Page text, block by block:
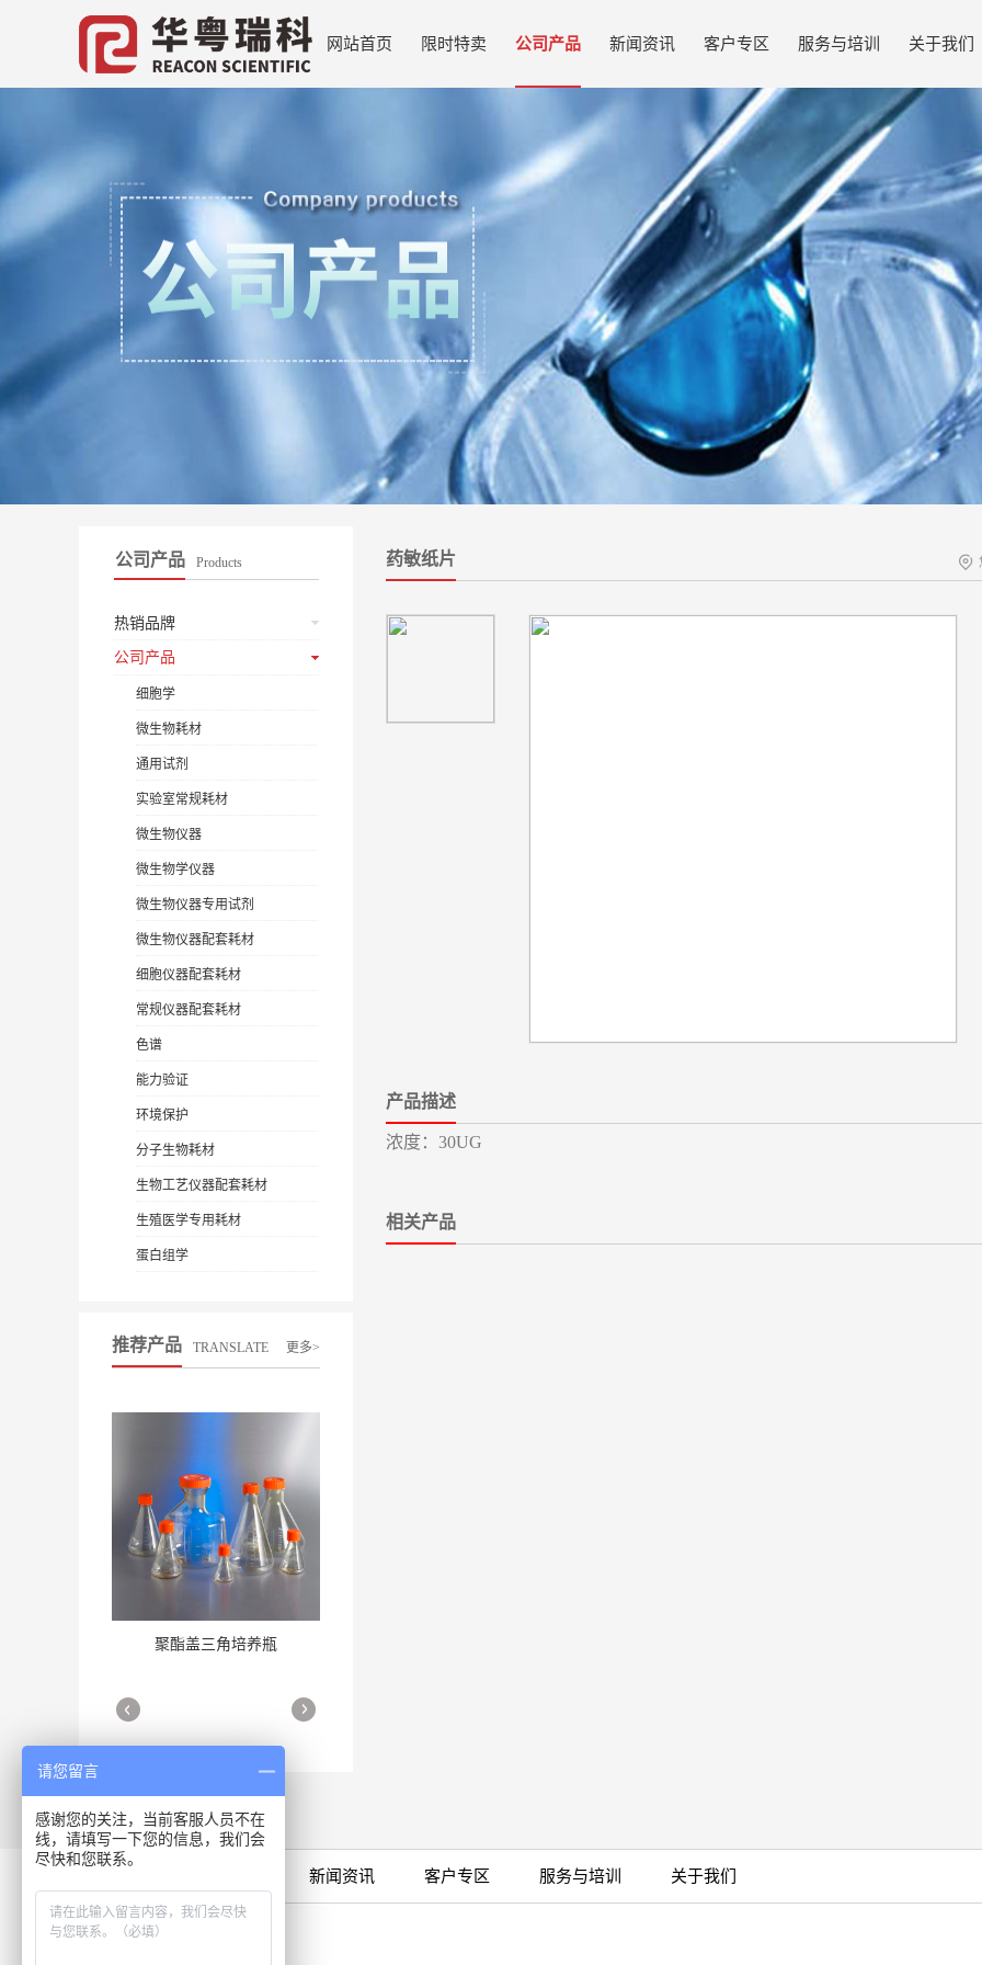
网站首页 限时特卖 公司产品 新闻资讯 客户专区 服务与培训 关于我们
公司产品 Products
热销品牌
公司产品
细胞学
微生物耗材
通用试剂
实验室常规耗材
微生物仪器
微生物学仪器
微生物仪器专用试剂
微生物仪器配套耗材
细胞仪器配套耗材
常规仪器配套耗材
色谱
能力验证
环境保护
分子生物耗材
生物工艺仪器配套耗材
生殖医学专用耗材
蛋白组学
推荐产品 TRANSLATE 更多>
聚酯盖三角培养瓶
More
药敏纸片
产品描述
浓度：30UG
相关产品
新闻资讯 客户专区 服务与培训 关于我们
咨询专线
请您留言
感谢您的关注，当前客服人员不在
线，请填写一下您的信息，我们会
尽快和您联系。